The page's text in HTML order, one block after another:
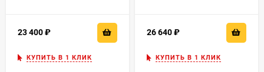
23 400
КУПИТЬ В 1 КЛИК
26 640
КУПИТЬ В 1 КЛИК